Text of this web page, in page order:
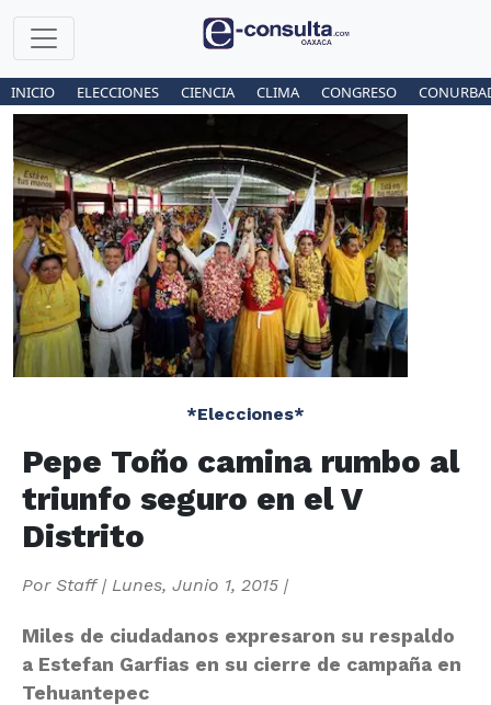
INICIO ELECCIONES CIENCIA CLIMA CONGRESO
*Elecciones*
Pepe Toño camina rumbo al
triunfo seguro en el V
Distrito
Por Staff| Lunes, Junio 1, 2015 |
Miles de ciudadanos expresaron su respaldo
a Estefan Garfias en su cierre de campaña en
Tehuantepec